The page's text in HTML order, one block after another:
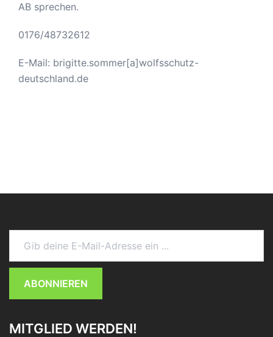
AB sprechen.
0176/48732612
E-Mail: brigitte.sommer[a]wolfsschutz-
deutschland.de
Gib deine E-Mail-Adresse ein ...
ABONNIEREN
MITGLIED WERDEN!